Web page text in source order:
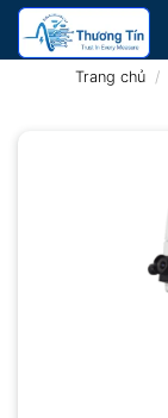
Bỏ
qua
Trang chủ /